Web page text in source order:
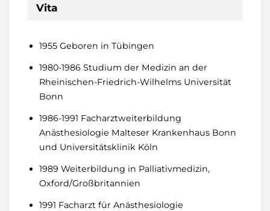
Vita
1955 Geboren in Tübingen
1980-1986 Studium der Medizin an der
Rheinischen-Friedrich-Wilhelms Universität
Bonn
1986-1991 Facharztweiterbildung
Anästhesiologie Malteser Krankenhaus Bonn
und Universitätsklinik Köln
1989 Weiterbildung in Palliativmedizin,
Oxford/Großbritannien
1991 Facharzt für Anästhesiologie